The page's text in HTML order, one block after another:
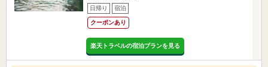
日帰り 宿泊
クーポンあり
楽天トラベルの宿泊プランを見る